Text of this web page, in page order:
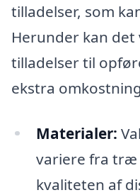
tilladelser, som
Herunder kan
tilladelser til
ekstra
Materialer:
variere fra træ
kvaliteten af